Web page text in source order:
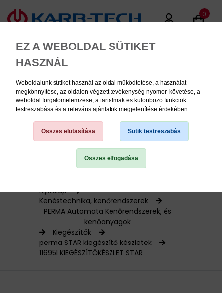
EZ A WEBOLDAL SÜTIKET
HASZNÁL
Weboldalunk sütiket használ az oldal működtetése, a használat
megkönnyítése, az oldalon végzett tevékenység nyomon követése, a
weboldal forgalomelemzése, a tartalmak és különböző funkciók
testreszabása és a releváns ajánlatok megjelenítése érdekében.
Összes elutasítása Sütik testreszabás
Összes elfogadása
0
MENU
KÉZISZERSZÁMOK
HAJTÁSTECHNIKA
Termékinformációk
Nyitólap
Kenéstechnika, kenőrendszerek
PERMA Automata Kenőrendszerek, és
kenőanyagok
Kiegészítők
perma STAR kiegészítő készletek
116951 KIEGÉSZÍTŐKÉSZLET STAR